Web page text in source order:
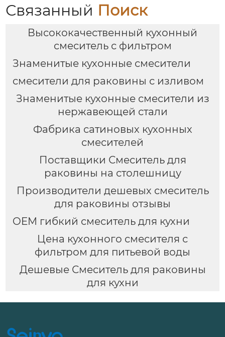
Связанный Поиск
Высококачественный кухонный
смеситель с фильтром
Знаменитые кухонные смесители
смесители для раковины с изливом
Знаменитые кухонные смесители из
нержавеющей стали
Фабрика сатиновых кухонных
смесителей
Поставщики Смеситель для
раковины на столешницу
Производители дешевых смеситель
для раковины отзывы
OEM гибкий смеситель для кухни
Цена кухонного смесителя с
фильтром для питьевой воды
Дешевые Смеситель для раковины
для кухни